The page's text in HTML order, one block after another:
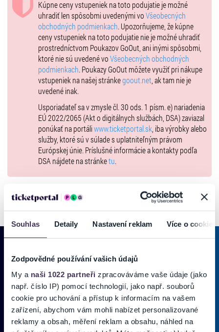
Souhlas Detaily Nastavení reklam Více o cookies
Zodpovědné používání vašich údajů
My a naši 1022 partneři zpracováváme vaše údaje (jako
např. číslo IP) pomocí technologií, jako např. souborů
cookie pro uchování a přístup k informacím na vašem
zařízení, abychom vám mohli nabízet personalizované
reklamy a obsah, měření reklam a obsahu, náhled na
Kúpne ceny vstupeniek na toto podujatie je možné
uhradiť len spôsobmi uvedenými voVšeobecných
obchodných podmienkach. Upozorňujeme, že kúpne
ceny vstupeniek na toto podujatie nie je možné uhradiť
prostredníctvom Poukazov GoOut, ani inými spôsobmi,
ktoré nie sú uvedené voVšeobecných obchodných
podmienkach. Poukazy GoOut môžete využiť pri nákupe
vstupeniek na našej stránkegoout.net, ak tam nie je
uvedené inak.
Usporiadateľ sa v zmysle čl. 30 ods. 1 písm. e) nariadenia
EÚ 2022/2065 (Akt o digitálnych službách, DSA) zaviazal
ponúkať na portáliwww.ticketportal.sk, iba výrobky alebo
služby, ktoré sú v súlade s uplatniteľným právom
Európskej únie. Príslušné informácie a kontakty podľa
DSA nájdete na stránketu.
PRIHLÁSIŤ SA KODBERU NOVINIEK
Pridajte sa do zoznamu odberateľov a doručte si najnovšie špeciálne
ponuky priamo do doručenej pošty.